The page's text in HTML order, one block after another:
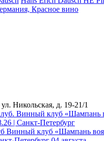
Красное вино
Никольская, д. 19-21/1
Винный клуб «Шампань